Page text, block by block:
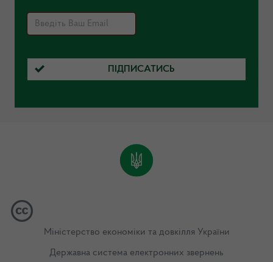
ПІДПИСАТИСЬ
Міністерство економіки та довкілля України
Державна система електронних звернень